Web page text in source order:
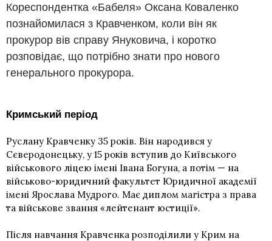
Кореспондентка «Бабеля» Оксана Коваленко
познайомилася з Кравченком, коли він як
прокурор вів справу Януковича, і коротко
розповідає, що потрібно знати про нового
генерального прокурора.
Кримський період
Руслану Кравченку 35 років. Він народився у
Сєверодонецьку, у 15 років вступив до Київського
військового ліцею імені Івана Богуна, а потім — на
військово-юридичний факультет Юридичної академії
імені Ярослава Мудрого. Має диплом магістра з права
та військове звання «лейтенант юстиції».
Після навчання Кравченка розподілили у Крим на